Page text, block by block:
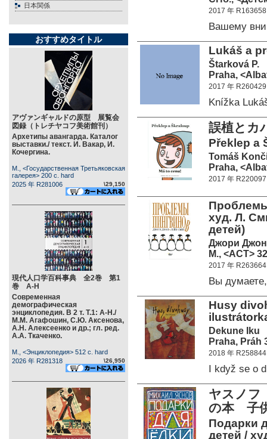
日本関係
おすすめタイトル
アヴァンギャルドの原型 展覧会
図録（トレチヤコフ美術館刊）
Архетипы авангарда. Каталог
выставки./ текст. И. Вакар, И.
Кочергина.
М., <Государственная Третьяковская
галерея> 200 c. hard
2025 年 R281006
\29,150
現代人口学百科事典 全2巻 第1
巻 А-Н
Современная
демографическая
энциклопедия. В 2 т. Т.1: А-Н./
М.М. Агафошин, С.Ю. Аксенова,
А.Н. Алексеенко и др.; гл. ред.
А.А. Ткаченко.
М., <Энциклопедия> 512 c. hard
2026 年 R281318
\26,950
2017 年 R163658
Вашему
Lukáš a
Štarková P.
Praha,
2017 年 R260429
Knížka
誤植とカ
Překlep a
Tomáš
Praha,
2017 年 R220097
худ. Л.
детей)
Джори Джон
М., <АСТ>
2017 年 R263664
Вы
Husy
Dekune Iku
Praha, Práh
2018 年 R258844
I když se o
ヤスノ
の本 子
Подарки
детей /